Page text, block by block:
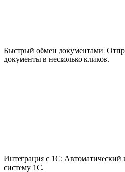
Быстрый обмен документами:
документы в несколько кликов.
Интеграция с 1С: Автоматический
систему 1С.